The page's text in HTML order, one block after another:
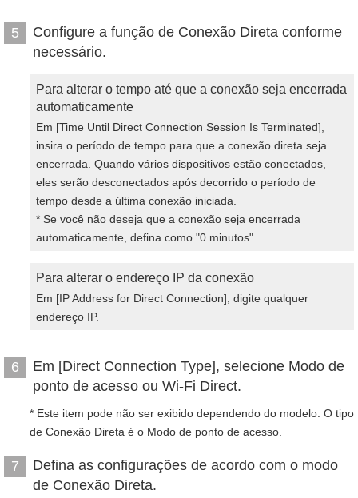
5
Configure a função de Conexão Direta conforme
necessário.
Para alterar o tempo até que a conexão seja encerrada
automaticamente
Em [Time Until Direct Connection Session Is Terminated],
insira o período de tempo para que a conexão direta seja
encerrada. Quando vários dispositivos estão conectados,
eles serão desconectados após decorrido o período de
tempo desde a última conexão iniciada.
* Se você não deseja que a conexão seja encerrada
automaticamente, defina como "0 minutos".
Para alterar o endereço IP da conexão
Em [IP Address for Direct Connection], digite qualquer
endereço IP.
6
Em [Direct Connection Type], selecione Modo de
ponto de acesso ou Wi-Fi Direct.
* Este item pode não ser exibido dependendo do modelo. O tipo
de Conexão Direta é o Modo de ponto de acesso.
7
Defina as configurações de acordo com o modo
de Conexão Direta.